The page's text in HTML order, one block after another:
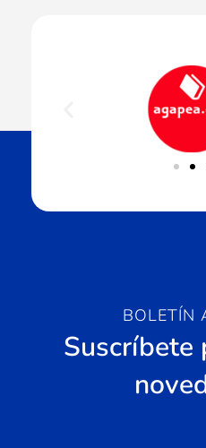
BOLETÍN
Suscríbete